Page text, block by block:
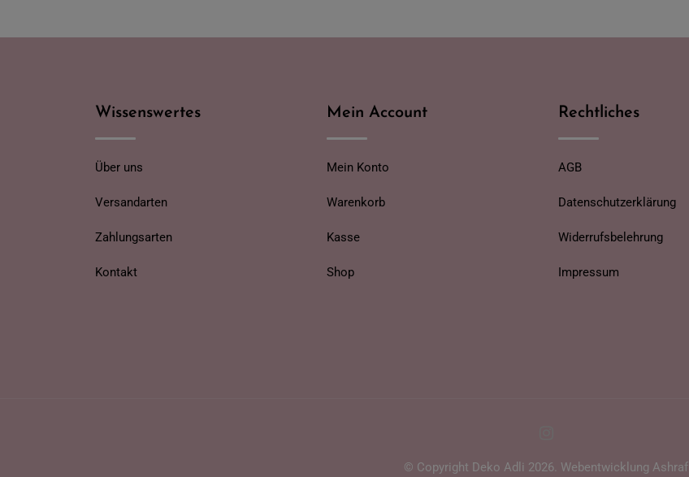
Wissenswertes
Über uns
Versandarten
Zahlungsarten
Kontakt
Mein Account
Mein Konto
Warenkorb
Kasse
Shop
Rechtliches
AGB
Datenschutzerklärung
Widerrufsbelehrung
Impressum
© Copyright Deko Adli 2026. Webentwicklung Ashraf